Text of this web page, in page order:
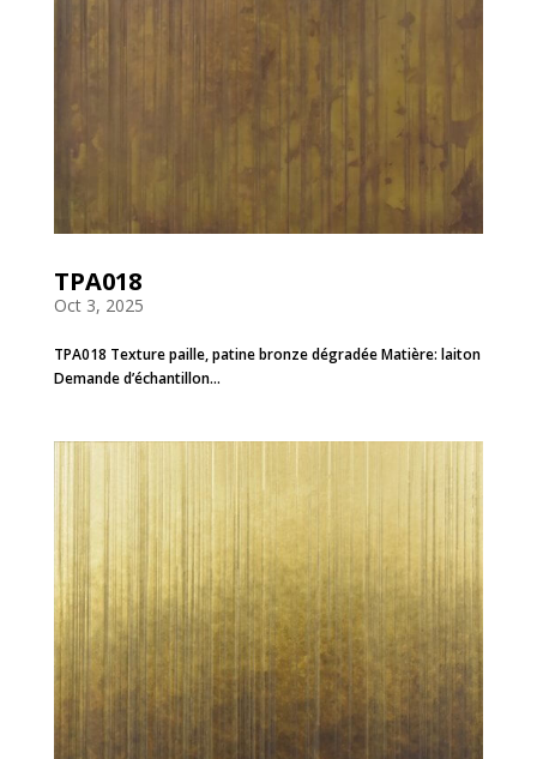
TPA018
Oct 3, 2025
TPA018 Texture paille, patine bronze dégradée Matière: laiton
Demande d’échantillon...